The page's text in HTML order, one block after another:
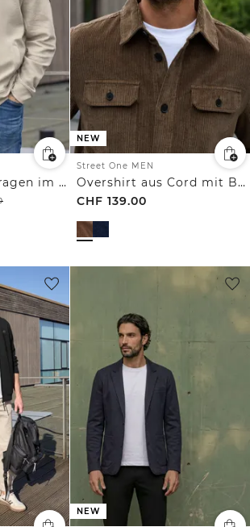
Jacke mit Stehkragen im Melange-Look
NEW
Street One MEN
Overshirt aus Cord mit Brusttaschen
CHF 139.00
NEW